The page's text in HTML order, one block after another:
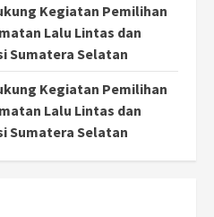
Kegiatan Pemilihan
Lalu Lintas dan
Sumatera Selatan
Kegiatan Pemilihan
Lalu Lintas dan
Sumatera Selatan